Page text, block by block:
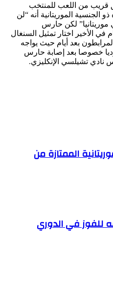
قريب من اللعب للمنتخب
الموريتانية أنه “لن
موريتانيا” لكن حارس
الفرنسي ذو ال23 عام في الأخير اختار تمثيل السنغال
بعد أيام حيث يواجه
خصوصا بعد إصابة حارس
نادي تشيلسي الإنكليزي.
الممتازة من
للفوز في الدوري